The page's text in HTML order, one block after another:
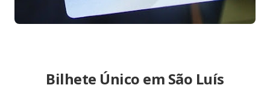
Bilhete Único em São Luís